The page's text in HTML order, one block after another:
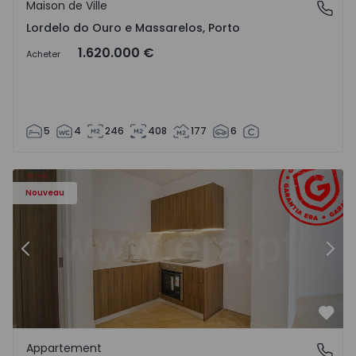
Lordelo do Ouro e Massarelos, Porto
Maison de Ville
Lordelo do Ouro e Massarelos, Porto
Acheter 1.620.000 €
5 4 246 408 177 6
Nouveau
Appartement T1 Gondomar, Rio Tinto - 1575600 - 6
Précédent
Rio Tinto, Porto
Appartement